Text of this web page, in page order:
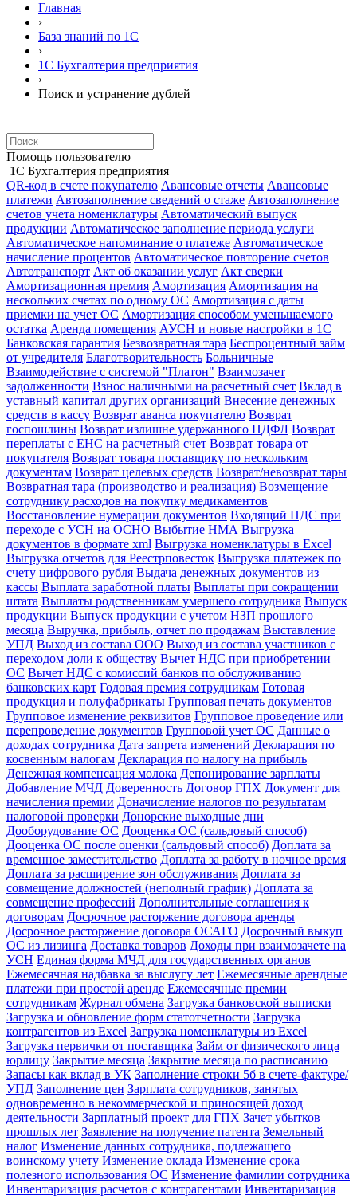
Главная
›
База знаний по 1С
›
1С Бухгалтерия предприятия
›
Поиск и устранение дублей
Помощь пользователю
1С Бухгалтерия предприятия
QR-код в счете покупателю Авансовые отчеты Авансовые
платежи Автозаполнение сведений о стаже Автозаполнение
счетов учета номенклатуры Автоматический выпуск
продукции Автоматическое заполнение периода услуги
Автоматическое напоминание о платеже Автоматическое
начисление процентов Автоматическое повторение счетов
Автотранспорт Акт об оказании услуг Акт сверки
Амортизационная премия Амортизация Амортизация на
нескольких счетах по одному ОС Амортизация с даты
приемки на учет ОС Амортизация способом уменьшаемого
остатка Аренда помещения АУСН и новые настройки в 1С
Банковская гарантия Безвозвратная тара Беспроцентный займ
от учредителя Благотворительность Больничные
Взаимодействие с системой "Платон" Взаимозачет
задолженности Взнос наличными на расчетный счет Вклад в
уставный капитал других организаций Внесение денежных
средств в кассу Возврат аванса покупателю Возврат
госпошлины Возврат излишне удержанного НДФЛ Возврат
переплаты с ЕНС на расчетный счет Возврат товара от
покупателя Возврат товара поставщику по нескольким
документам Возврат целевых средств Возврат/невозврат тары
Возвратная тара (производство и реализация) Возмещение
сотруднику расходов на покупку медикаментов
Восстановление нумерации документов Входящий НДС при
переходе с УСН на ОСНО Выбытие НМА Выгрузка
документов в формате xml Выгрузка номенклатуры в Excel
Выгрузка отчетов для Реестрповесток Выгрузка платежек по
счету цифрового рубля Выдача денежных документов из
кассы Выплата заработной платы Выплаты при сокращении
штата Выплаты родственникам умершего сотрудника Выпуск
продукции Выпуск продукции с учетом НЗП прошлого
месяца Выручка, прибыль, отчет по продажам Выставление
УПД Выход из состава ООО Выход из состава участников с
переходом доли к обществу Вычет НДС при приобретении
ОС Вычет НДС с комиссий банков по обслуживанию
банковских карт Годовая премия сотрудникам Готовая
продукция и полуфабрикаты Групповая печать документов
Групповое изменение реквизитов Групповое проведение или
перепроведение документов Групповой учет ОС Данные о
доходах сотрудника Дата запрета изменений Декларация по
косвенным налогам Декларация по налогу на прибыль
Денежная компенсация молока Депонирование зарплаты
Добавление МЧД Доверенность Договор ГПХ Документ для
начисления премии Доначисление налогов по результатам
налоговой проверки Донорские выходные дни
Дооборудование ОС Дооценка ОС (сальдовый способ)
Дооценка ОС после оценки (сальдовый способ) Доплата за
временное заместительство Доплата за работу в ночное время
Доплата за расширение зон обслуживания Доплата за
совмещение должностей (неполный график) Доплата за
совмещение профессий Дополнительные соглашения к
договорам Досрочное расторжение договора аренды
Досрочное расторжение договора ОСАГО Досрочный выкуп
ОС из лизинга Доставка товаров Доходы при взаимозачете на
УСН Единая форма МЧД для государственных органов
Ежемесячная надбавка за выслугу лет Ежемесячные арендные
платежи при простой аренде Ежемесячные премии
сотрудникам Журнал обмена Загрузка банковской выписки
Загрузка и обновление форм статотчетности Загрузка
контрагентов из Excel Загрузка номенклатуры из Excel
Загрузка первички от поставщика Займ от физического лица
юрлицу Закрытие месяца Закрытие месяца по расписанию
Запасы как вклад в УК Заполнение строки 5б в счете-фактуре/
УПД Заполнение цен Зарплата сотрудников, занятых
одновременно в некоммерческой и приносящей доход
деятельности Зарплатный проект для ГПХ Зачет убытков
прошлых лет Заявление на получение патента Земельный
налог Изменение данных сотрудника, подлежащего
воинскому учету Изменение оклада Изменение срока
полезного использования ОС Изменение фамилии сотрудника
Инвентаризация расчетов с контрагентами Инвентаризация